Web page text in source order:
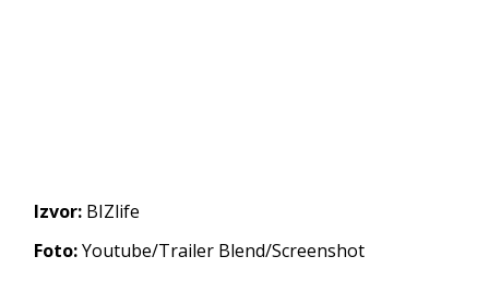
Izvor: BIZlife
Foto:Youtube/Trailer Blend/Screenshot